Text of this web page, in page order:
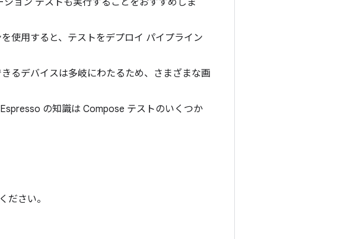
ション テストも実行することをおすすめしま
使用すると、テストをデプロイ パイプライン
るデバイスは多岐にわたるため、さまざまな画
の知識は Compose テストのいくつか
ださい。